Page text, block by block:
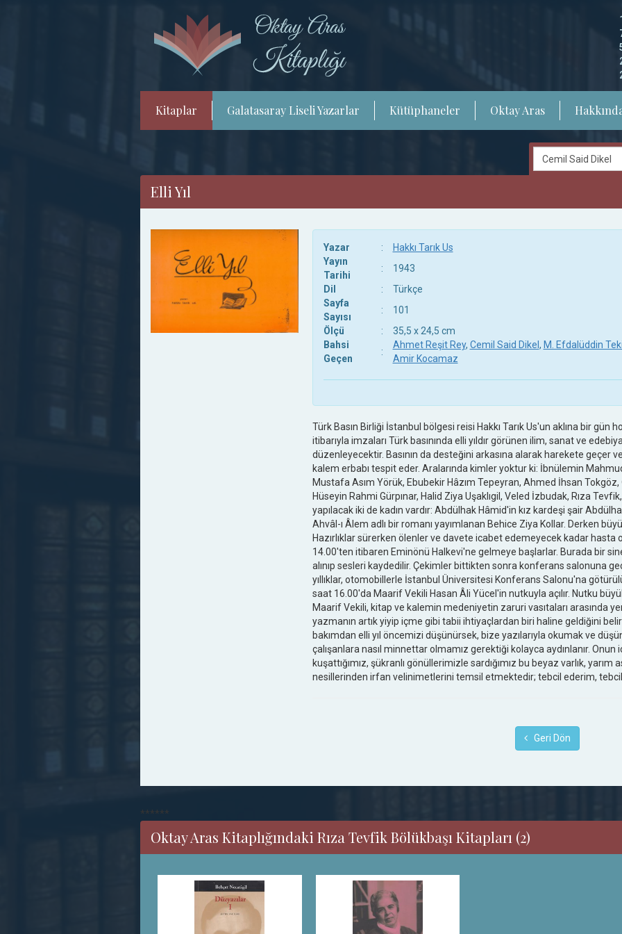
Kitaplar Galatasaray Liseli Yazarlar Kütüphaneler Oktay Aras
Elli Yıl
Yazar :
Hakkı Tarık Us
Yayın
Tarihi
:
1943
Dil
:
Türkçe
Sayfa
Sayısı
:
101
Ölçü
:
35,5 x 24,5 cm
Bahsi
Geçen
:
Ahmet Reşit Rey, Cemil Said Dikel , M. Efdalüddin
Amir Kocamaz
Türk Basın Birliği İstanbul bölgesi reisi Hakkı Tarık Us'un aklına bir gün
itibarıyla imzaları Türk basınında elli yıldır görünen ilim, sanat ve
düzenleyecektir. Basının da desteğini arkasına alarak harekete geçer
kalem erbabı tespit eder. Aralarında kimler yoktur ki: İbnülemin
Mustafa Asım Yörük, Ebubekir Hâzım Tepeyran, Ahmed İhsan
Hüseyin Rahmi Gürpınar, Halid Ziya Uşaklıgil, Veled İzbudak, Rıza
yapılacak iki de kadın vardır: Abdülhak Hâmid'in kız kardeşi şair
Ahvâl-ı Âlem adlı bir romanı yayımlanan Behice Ziya Kollar. Derken
Hazırlıklar sürerken ölenler ve davete icabet edemeyecek kadar hasta
14.00'ten itibaren Eminönü Halkevi'ne gelmeye başlarlar. Burada bir
alınıp sesleri kaydedilir. Çekimler bittikten sonra konferans salonuna
yıllıklar, otomobillerle İstanbul Üniversitesi Konferans Salonu'na
saat 16.00'da Maarif Vekili Hasan Âli Yücel'in nutkuyla açılır. Nutku
Maarif Vekili, kitap ve kalemin medeniyetin zaruri vasıtaları arasında
yazmanın artık yiyip içme gibi tabii ihtiyaçlardan biri haline geldiğini
bakımdan elli yıl öncemizi düşünürsek, bize yazılarıyla okumak ve
çalışanlara nasıl minnettar olmamız gerektiği kolayca aydınlanır.
kuşattığımız, şükranlı gönüllerimizle sardığımız bu beyaz varlık,
nesillerinden irfan velinimetlerini temsil etmektedir; tebcil ederim,
Geri Dön
******
Oktay Aras Kitaplığındaki Rıza Tevfik Bölükbaşı Kitapları (2)